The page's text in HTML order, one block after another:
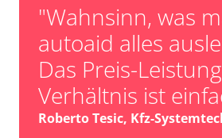
"Wahnsinn, was
autoaid alles
Das Preis-
Verhältnis ist
Roberto Tesic, Kfz-